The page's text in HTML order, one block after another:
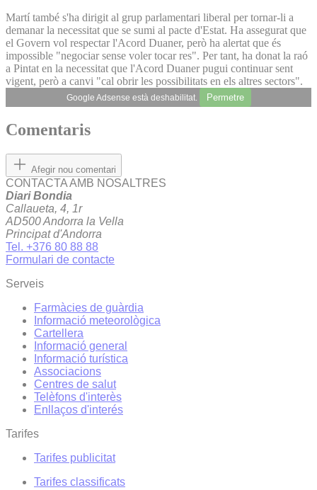
Martí també s'ha dirigit al grup parlamentari liberal per tornar-li a
demanar la necessitat que se sumi al pacte d'Estat. Ha assegurat que
el Govern vol respectar l'Acord Duaner, però ha alertat que és
impossible "negociar sense voler tocar res". Per tant, ha donat la raó
a Pintat en la necessitat que l'Acord Duaner pugui continuar sent
vigent, però a canvi "cal obrir les possibilitats en els altres sectors".
Google Adsense està deshabilitat. Permetre
Comentaris
Afegir nou comentari
CONTACTA AMB NOSALTRES
Diari Bondia
Callaueta, 4, 1r
AD500 Andorra la Vella
Principat d'Andorra
Tel. +376 80 88 88
Formulari de contacte
Serveis
Farmàcies de guàrdia
Informació meteorològica
Cartellera
Informació general
Informació turística
Associacions
Centres de salut
Telèfons d'interès
Enllaços d'interés
Tarifes
Tarifes publicitat
Tarifes classificats